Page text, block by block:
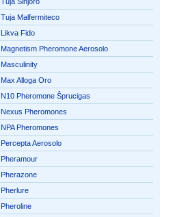
Tuja Malfermiteco
Likva Fido
Magnetism Pheromone Aerosolo
Masculinity
Max Alloga Oro
N10 Pheromone Ŝprucigas
Nexus Pheromones
NPA Pheromones
Percepta Aerosolo
Pheramour
Pherazone
Pherlure
Pheroline